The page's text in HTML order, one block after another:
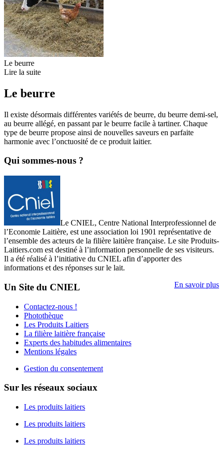
Le beurre
Lire la suite
Le beurre
Il existe désormais différentes variétés de beurre, du beurre demi-sel,
au beurre allégé, en passant par le beurre facile à tartiner. Chaque
type de beurre propose ainsi de nouvelles saveurs en parfaite
harmonie avec l’onctuosité de ce produit laitier.
Qui sommes-nous ?
Le CNIEL, Centre National Interprofessionnel de
l’Economie Laitière, est une association loi 1901 représentative de
l’ensemble des acteurs de la filière laitière française. Le site Produits-
Laitiers.com est destiné à l’information personnelle de ses visiteurs.
Il a été réalisé à l’initiative du CNIEL afin d’apporter des
informations et des réponses sur le lait.
En savoir plus
Un Site du CNIEL
Contactez-nous !
Photothèque
Les Produits Laitiers
La filière laitière française
Experts des habitudes alimentaires
Mentions légales
Gestion du consentement
Sur les réseaux sociaux
Les produits laitiers
Les produits laitiers
Les produits laitiers